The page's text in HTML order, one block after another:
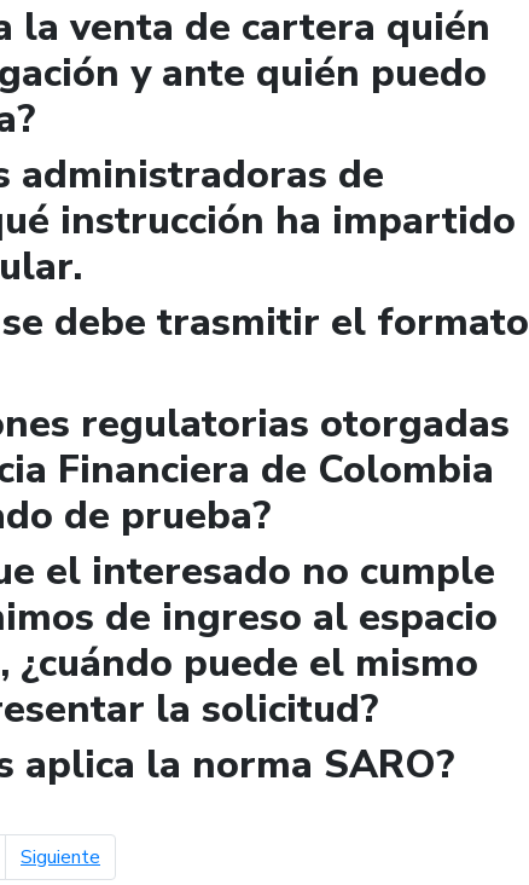
la venta de cartera quién
y ante quién puedo
administradoras de
instrucción ha impartido
debe trasmitir el formato
regulatorias otorgadas
Financiera de Colombia
de prueba?
el interesado no cumple
de ingreso al espacio
puede el mismo
la solicitud?
aplica la norma SARO?
Siguiente